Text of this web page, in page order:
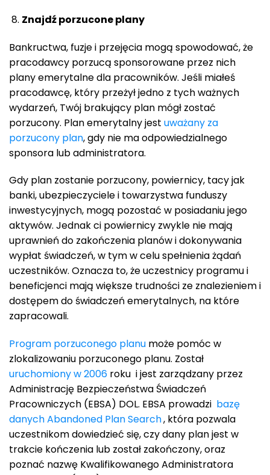
Znajdź porzucone plany
Bankructwa, fuzje i przejęcia mogą spowodować, że
pracodawcy porzucą sponsorowane przez nich
plany emerytalne dla pracowników. Jeśli miałeś
pracodawcę, który przeżył jedno z tych ważnych
wydarzeń, Twój brakujący plan mógł zostać
porzucony. Plan emerytalny jest uważany za
porzucony plan, gdy nie ma odpowiedzialnego
sponsora lub administratora.
Gdy plan zostanie porzucony, powiernicy, tacy jak
banki, ubezpieczyciele i towarzystwa funduszy
inwestycyjnych, mogą pozostać w posiadaniu jego
aktywów. Jednak ci powiernicy zwykle nie mają
uprawnień do zakończenia planów i dokonywania
wypłat świadczeń, w tym w celu spełnienia żądań
uczestników. Oznacza to, że uczestnicy programu i
beneficjenci mają większe trudności ze znalezieniem i
dostępem do świadczeń emerytalnych, na które
zapracowali.
Program porzuconego planu może pomóc w
zlokalizowaniu porzuconego planu. Został
uruchomiony w 2006 roku i jest zarządzany przez
Administrację Bezpieczeństwa Świadczeń
Pracowniczych (EBSA) DOL. EBSA prowadzi bazę
danych Abandoned Plan Search, która pozwala
uczestnikom dowiedzieć się, czy dany plan jest w
trakcie kończenia lub został zakończony, oraz
poznać nazwę Kwalifikowanego Administratora